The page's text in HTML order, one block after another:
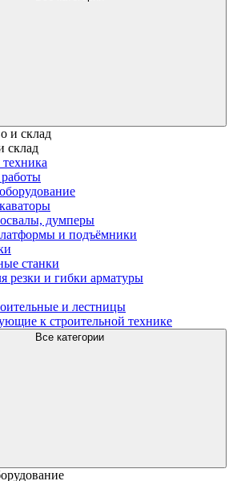
склад
думперы
и подъёмники
станки
резки и гибки арматуры
и лестницы
к строительной технике
Все категории